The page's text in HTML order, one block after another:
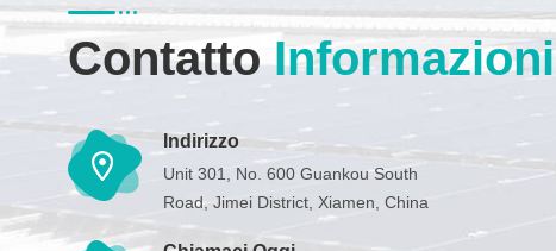
ContattoInformazioni
Indirizzo
Unit 301, No. 600 Guankou South
Road, Jimei District, Xiamen, China